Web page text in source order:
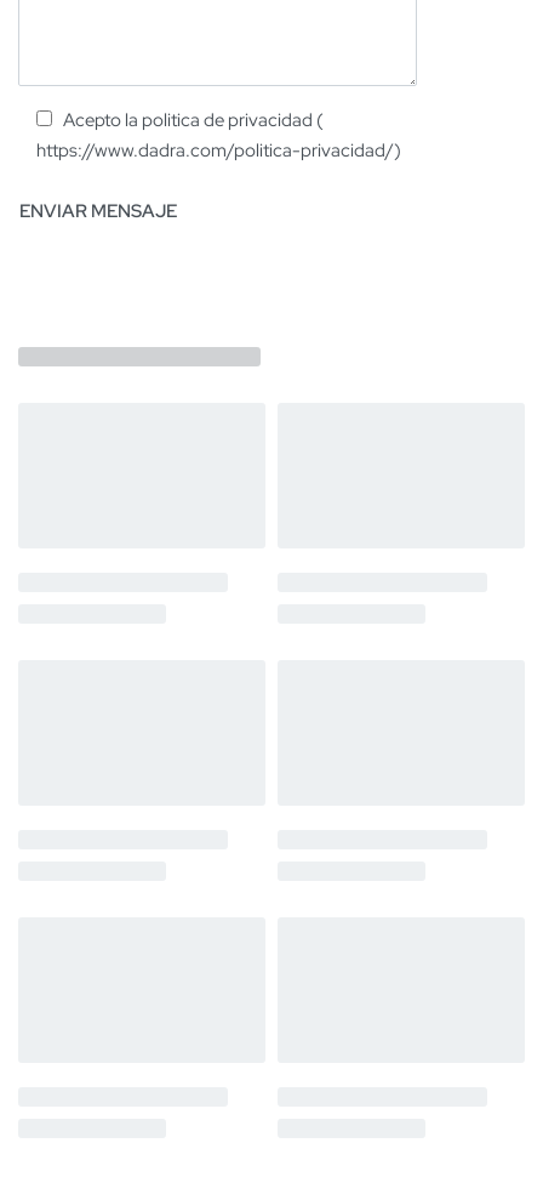
Acepto la politica de privacidad (
https://www.dadra.com/politica-privacidad/)